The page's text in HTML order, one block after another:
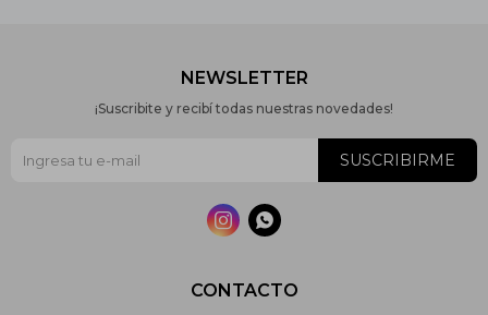
CONTACTO
NEWSLETTER
¡Suscribite y recibí todas nuestras novedades!
SUSCRIBIRME
 